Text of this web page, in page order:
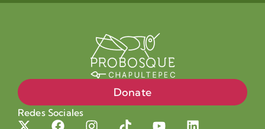
Donate
Redes Sociales